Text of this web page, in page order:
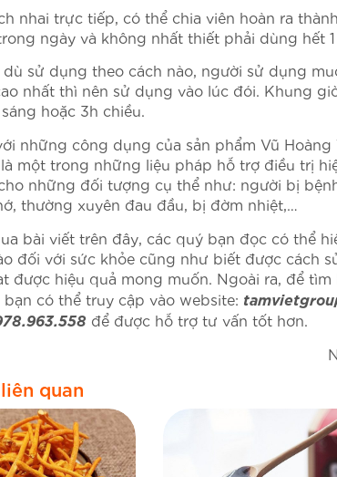
nhai trực tiếp, có thể chia viên hoàn ra
ngày và không nhất thiết phải dùng hết
dù sử dụng theo cách nào, người sử dụng
nhất thì nên sử dụng vào lúc đói. Khung
hoặc 3h chiều.
những công dụng của sản phẩm Vũ
một trong những liệu pháp hỗ trợ điều trị
những đối tượng cụ thể như: người bị
thường xuyên đau đầu, bị đờm nhiệt,…
bài viết trên đây, các quý bạn đọc có thể
đối với sức khỏe cũng như biết được cách
được hiệu quả mong muốn. Ngoài ra, để
bạn có thể truy cập vào website:
để được hỗ trợ tư vấn tốt hơn.
quan